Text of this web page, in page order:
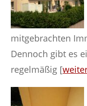
mitgebrachten
Dennoch gibt es
regelmäßig [